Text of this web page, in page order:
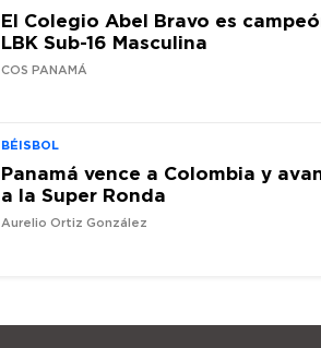
El Colegio Abel Bravo es
LBK Sub-16 Masculina
COS PANAMÁ
BÉISBOL
Panamá vence a Colombia y
a la Super Ronda
Aurelio Ortiz González